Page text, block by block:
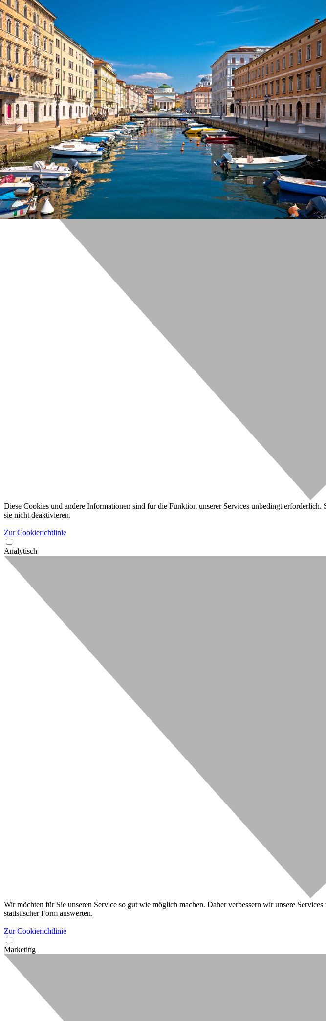
Nur notwendige Cookies
Unvergleichlich lecker
Mit dem Klick auf „geht klar” ermöglichen Sie uns Ihnen über Cookies ein verbessertes
personalisierte Werbung und passende Angebote anzeigen. Über „anpassen” können Sie Ihre
Cookies” werden lediglich technisch notwendige Cookies gespeichert.
Anpassen Geht klar
Datenschutzerklärung
Cookierichtlinie Impressum
« zurück
Ihre Cookie-Präferenzen verwalten
Wählen Sie, welche Cookies Sie auf check24.de akzeptieren.
Die Cookierichtlinie finden Siehier.
Notwendig
Diese Cookies und andere Informationen sind für die Funktion unserer Services unbedingt
sie nicht deaktivieren.
Zur Cookierichtlinie
Analytisch
Wir möchten für Sie unseren Service so gut wie möglich machen. Daher verbessern wir unsere
statistischer Form auswerten.
Zur Cookierichtlinie
Marketing